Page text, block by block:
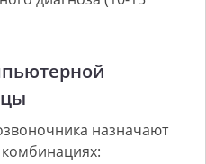
назначают